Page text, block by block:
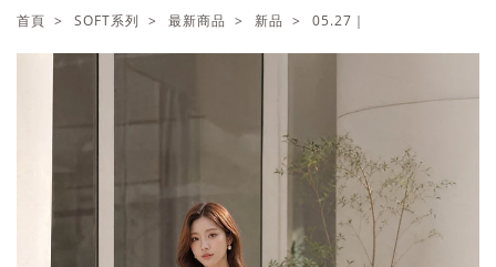
小香風 牛仔
襯衫 褲裙 冰感
涼感
首頁 SOFT系列 最新商品 新品 05.27｜